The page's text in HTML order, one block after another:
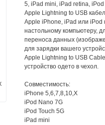
5, iPad mini, iPad retina, iPod
Apple Lightning to USB
Apple iPhone, iPad или iPod
настольному компьютеру,
переноса данных
для зарядки вашего
Apple Lightning to USB
устройство одето в чехол.
Совместимость:
iPhone 5,6,7,8,10,Х
iPod Nano 7G
iPod Touch 5G
iPad mini